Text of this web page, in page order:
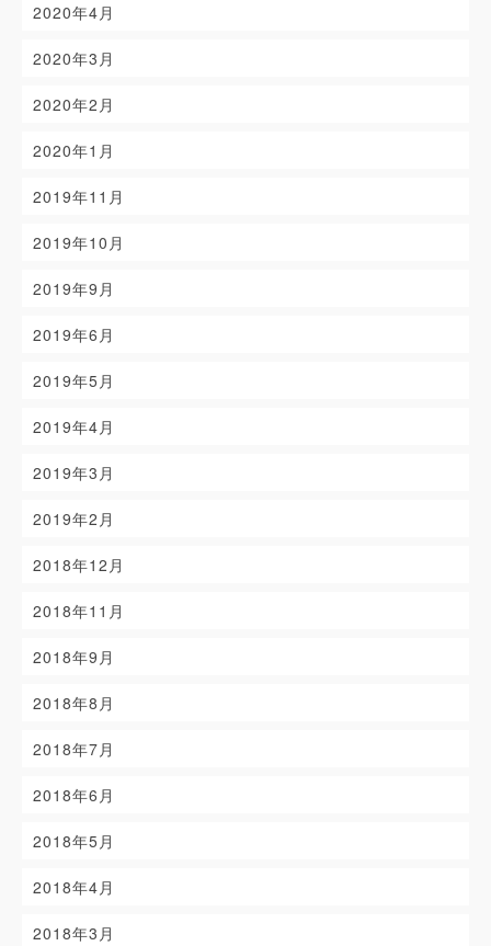
2020年4月
2020年3月
2020年2月
2020年1月
2019年11月
2019年10月
2019年9月
2019年6月
2019年5月
2019年4月
2019年3月
2019年2月
2018年12月
2018年11月
2018年9月
2018年8月
2018年7月
2018年6月
2018年5月
2018年4月
2018年3月